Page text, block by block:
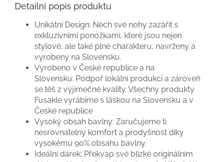
Detailní popis produktu
Unikátní Design: Nech své nohy zazářit s
exkluzivními ponožkami, které jsou nejen
stylové, ale také plné charakteru, navrženy a
vyrobeny na Slovensku.
Vyrobeno v České republice a na
Slovensku: Podpoř lokální produkci a zároveň
se těš z výjimečné kvality. Všechny produkty
Fusakle vyrábíme s láskou na Slovensku a v
České republice
Vysoký obsah bavlny: Zaručujeme ti
nesrovnatelný komfort a prodyšnost díky
vysokému 90% obsahu bavlny.
Ideální dárek: Překvap své blízké originálním